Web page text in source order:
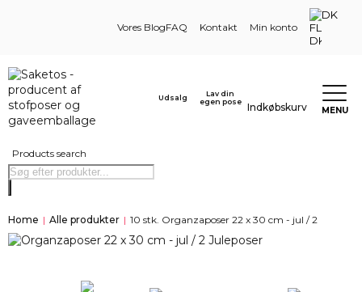
Vores BlogFAQ Kontakt Min konto
DK
Products search
Udsalg
Lav din
egen pose
Indkøbskurv MENU
Home | Alle produkter | 10 stk. Organzaposer 22 x 30 cm - jul / 2